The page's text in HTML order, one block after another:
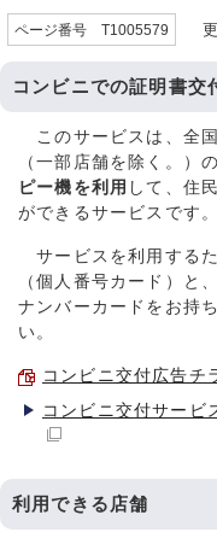
ページ番号 T1005579 更
コンビニでの証明書交
このサービスは、全
（一部店舗を除く。）
ピー機を利用 して、住
ができるサービスです。
サービスを利用する
（個人番号カード）と
ナンバーカードをお持
い。
コンビニ交付広告チ
コンビニ交付サービ
利用できる店舗